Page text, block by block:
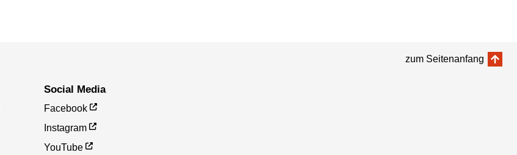
zum Seitenanfang
Social Media
Facebook
Instagram
YouTube